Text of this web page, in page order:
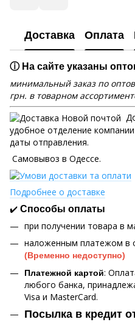
Доставка Оплата
ⓘ На сайте указаны
минимальный заказ по
грн. в товарном
удобное отделение
даты отправления.
Самовывоз в Одессе.
Подробнее о доставке
✔️ Способы оплаты
при получении товара в
наложенным платежом в
(Временно недоступно)
Платежной картой:
любого банка,
Visa и MasterCard.
Посылка в кредит